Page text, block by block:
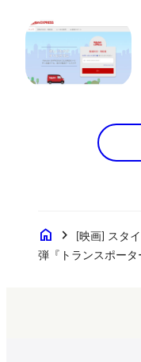
home chevron_right
[映画] スタ
弾『トランスポータ